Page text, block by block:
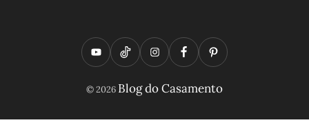
Y
o
t
T
i
t
I
n
t
F
a
e
P
i
t
© 2026 Blog do Casamento